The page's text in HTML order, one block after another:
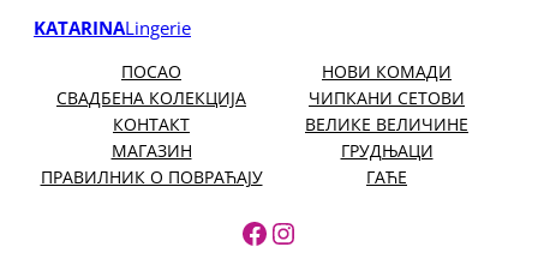
KATARINALingerie
ПОСАО
СВАДБЕНА КОЛЕКЦИЈА
КОНТАКТ
МАГАЗИН
ПРАВИЛНИК О ПОВРАЋАЈУ
НОВИ КОМАДИ
ЧИПКАНИ СЕТОВИ
ВЕЛИКЕ ВЕЛИЧИНЕ
ГРУДЊАЦИ
ГАЋЕ
https://
https://